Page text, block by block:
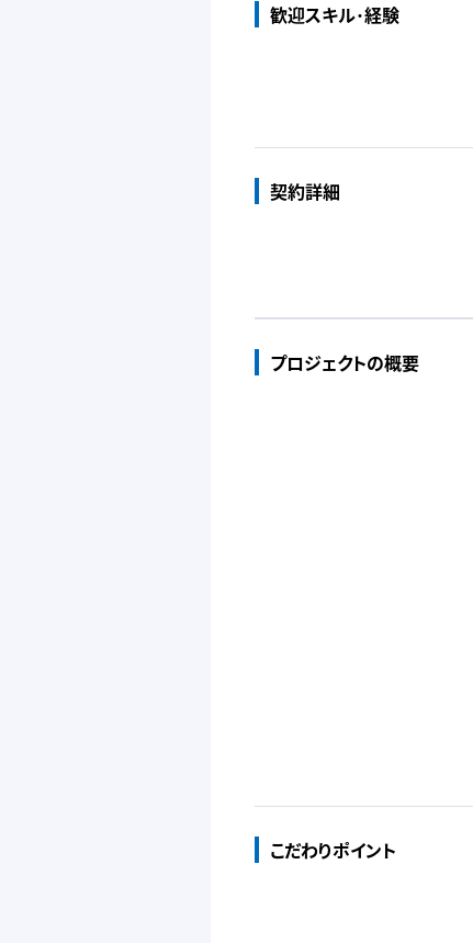
歓迎スキル･経験
契約詳細
プロジェクトの概要
こだわりポイント